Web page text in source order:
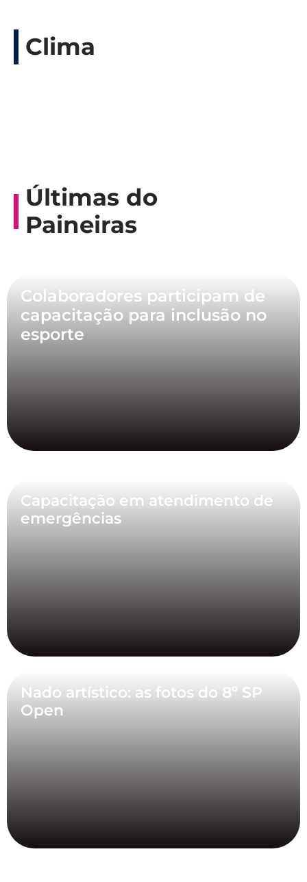
Clima
Últimas do
Paineiras
Colaboradores participam de
capacitação para inclusão no
esporte
Capacitação em atendimento de
emergências
Nado artístico: as fotos do 8º SP
Open